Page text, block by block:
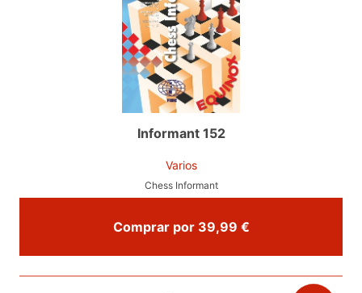
Informant 152
Varios
Chess Informant
Comprar por 39,99 €